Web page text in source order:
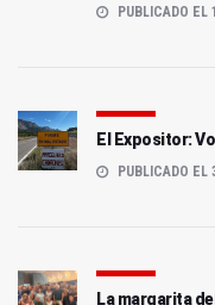
PUBLICADO EL
El Expositor:
PUBLICADO EL
La margarita